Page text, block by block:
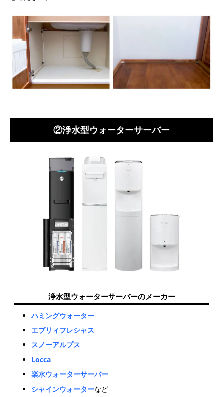
②浄水型ウォーターサーバー
浄水型ウォーターサーバーのメーカー
ハミングウォーター
エブリィフレシャス
スノーアルプス
Locca
楽水ウォーターサーバー
シャインウォーターなど